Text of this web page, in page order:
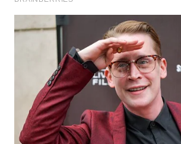
TANGERANG
WN
CIREBON
WN